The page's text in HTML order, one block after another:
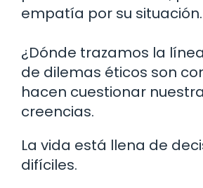
empatía por su situación.
¿Dónde trazamos la
de dilemas éticos son
hacen cuestionar
creencias.
La vida está llena de
difíciles.